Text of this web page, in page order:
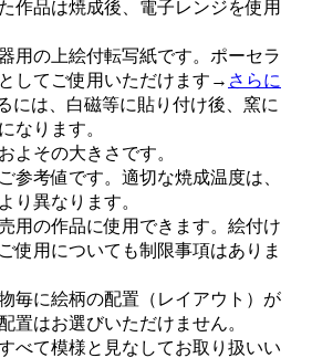
作品は焼成後、電子レンジを使用
用の上絵付転写紙です。ポーセラ
してご使用いただけます→ さらに
には、白磁等に貼り付け後、窯に
なります。
よその大きさです。
参考値です。適切な焼成温度は、
り異なります。
用の作品に使用できます。絵付け
使用についても制限事項はありま
毎に絵柄の配置（レイアウト）が
置はお選びいただけません。
べて模様と見なしてお取り扱いい